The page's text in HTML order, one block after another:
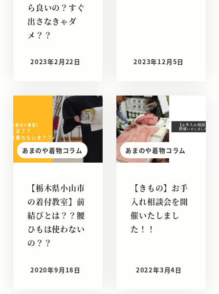
ら良いの？すぐ
出さなきゃダ
メ？？
投稿日
2023年2月22日
投稿日
2023年12月5日
あまのや着物コラム
【栃木県小山市
の着付教室】前
結びとは？？腰
ひもは使わない
の？？
投稿日
2020年9月18日
あまのや着物コラム
【きもの】お手
入れ相談会を開
催いたしまし
た！！
投稿日
2022年3月4日